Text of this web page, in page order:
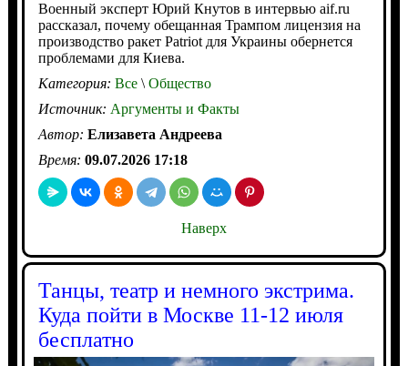
Военный эксперт Юрий Кнутов в интервью aif.ru
рассказал, почему обещанная Трампом лицензия на
производство ракет Patriot для Украины обернется
проблемами для Киева.
Категория: Все\Общество
Источник: Аргументы и Факты
Автор: Елизавета Андреева
Время: 09.07.2026 17:18
Наверх
Танцы, театр и немного экстрима.
Куда пойти в Москве 11-12 июля
бесплатно